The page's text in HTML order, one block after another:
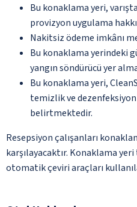
Bu konaklama yeri,
provizyon uygulama
Nakitsiz ödeme imkânı
Bu konaklama yerindeki
yangın söndürücü yer
Bu konaklama yeri,
temizlik ve
belirtmektedir.
Resepsiyon çalışanları
karşılayacaktır. Konaklama
otomatik çeviri araçları